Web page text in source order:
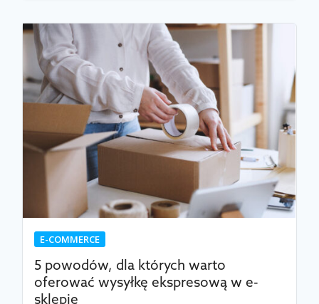
E-COMMERCE
5 powodów, dla których warto
oferować wysyłkę ekspresową w e-
sklepie